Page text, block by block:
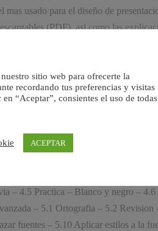
usado para el diseño de
(PDF), asi como las
Entorno de trabajo – 1.4 Salir de
2 Crear una presentacion – 2.1
– 2.5 Elegir una vista
– Primera presentacion – 2.11
– 3.1 Abrir una
y pies de pagina – 3.7
diapositivas – 3.12 Practica –
de pagina – 3.16 Cuestionario:
– 4.5 Practica – Blanco y negro –
– 5.1 Ortografia – 5.2
fuentes – 5.10 Aplicar estilos a la
sitio web para ofrecerte la
recordando tus preferencias y visitas
“Aceptar”, consientes el uso de todas
ACEPTAR